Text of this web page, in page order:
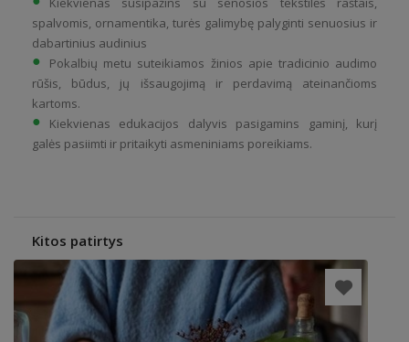
spalvomis, ornamentika, turės galimybę palyginti senuosius ir
dabartinius audinius
Pokalbių metu suteikiamos žinios apie tradicinio audimo
rūšis, būdus, jų išsaugojimą ir perdavimą ateinančioms
kartoms.
Kiekvienas edukacijos dalyvis pasigamins gaminį, kurį
galės pasiimti ir pritaikyti asmeniniams poreikiams.
Kitos patirtys